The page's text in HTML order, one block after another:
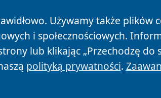
Używamy także
i społecznościowych.
lub klikając „Przechodzę do
polityką prywatności.
Prywatności Polityka Cookies